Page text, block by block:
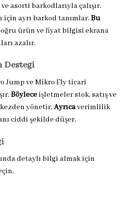
asorti barkodlarıyla çalışır.
için ayrı barkod tanımlar.Bu
ürün ve fiyat bilgisi ekrana
azalır.
Desteği
Jump ve Mikro Fly ticari
Böyleceişletmeler stok, satış ve
yönetir.Ayrıcaverimlilik
ciddi şekilde düşer.
detaylı bilgi almak için